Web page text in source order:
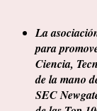
La
para
Ciencia,
de la mano
SEC